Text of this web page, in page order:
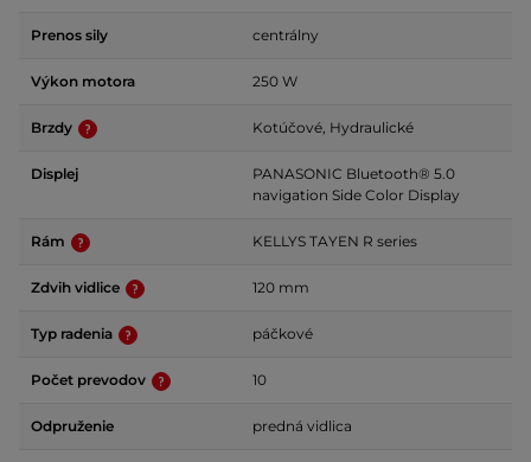
Prenos sily centrálny
Výkon motora 250 W
Brzdy Kotúčové, Hydraulické
Displej
PANASONIC Bluetooth® 5.0
navigation Side Color Display
Rám KELLYS TAYEN R series
Zdvih vidlice 120 mm
Typ radenia páčkové
Počet prevodov 10
Odpruženie predná vidlica